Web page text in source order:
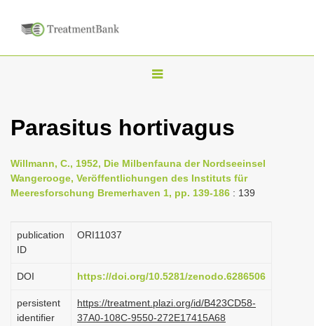
T
g
n
g
t
Parasitus hortivagus
Willmann, C., 1952, Die Milbenfauna der Nordseeinsel
Wangerooge, Veröffentlichungen des Instituts für
Meeresforschung Bremerhaven 1, pp. 139-186 : 139
publication
ID
ORI11037
DOI https://doi.org/10.5281/zenodo.6286506
persistent
identifier
https://treatment.plazi.org/id/B423CD58-
37A0-108C-9550-272E17415A68